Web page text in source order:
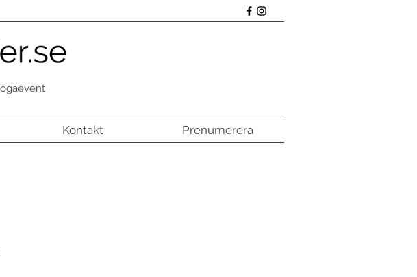
Kontakt Prenumerera